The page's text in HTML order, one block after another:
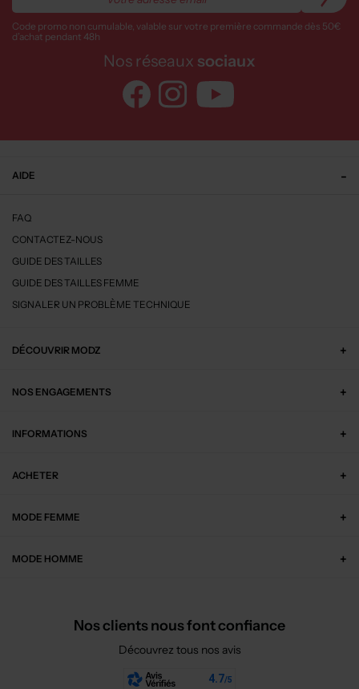
Code promo non cumulable, valable sur votre première commande dès 50€
d’achat pendant 48h
Nos réseaux sociaux
AIDE
FAQ
CONTACTEZ-NOUS
GUIDE DES TAILLES
GUIDE DES TAILLES FEMME
SIGNALER UN PROBLÈME TECHNIQUE
DÉCOUVRIR MODZ
NOS ENGAGEMENTS
INFORMATIONS
ACHETER
MODE FEMME
MODE HOMME
Nos clients nous font confiance
Découvrez tous nos avis